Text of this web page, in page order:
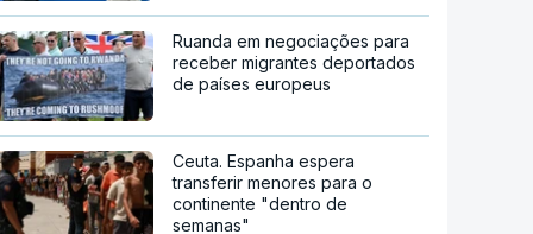
Ruanda em negociações para
receber migrantes deportados
de países europeus
Ceuta. Espanha espera
transferir menores para o
continente "dentro de
semanas"